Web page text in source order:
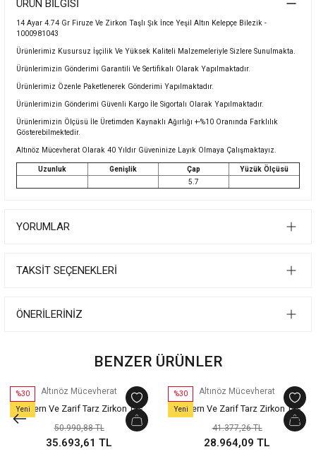
ÜRÜN BILGISI
14 Ayar 4.74 Gr Firuze Ve Zirkon Taşlı Şık İnce Yeşil Altın Kelepçe Bilezik -
1000981043
Ürünlerimiz Kusursuz İşçilik Ve Yüksek Kaliteli Malzemeleriyle Sizlere Sunulmakta.
Ürünlerimizin Gönderimi Garantili Ve Sertifikalı Olarak Yapılmaktadır.
Ürünlerimiz Özenle Paketlenerek Gönderimi Yapılmaktadır.
Ürünlerimizin Gönderimi Güvenli Kargo İle Sigortalı Olarak Yapılmaktadır.
Ürünlerimizin Ölçüsü İle Üretimden Kaynaklı Ağırlığı +-%10 Oranında Farklılık
Gösterebilmektedir.
Altınöz Mücevherat Olarak 40 Yıldır Güveninize Layık Olmaya Çalışmaktayız.
Uzunluk Genişlik Çap
Yüzük Ölçüsü
5.7
YORUMLAR
TAKSIT SEÇENEKLERI
ÖNERILERINIZ
BENZER ÜRÜNLER
%30
Yeni
Altınöz Mücevherat
Modern Ve Zarif Tarz Zirkon Taş
Detaylı Yeşil Altın Kelepçe Bilezik
50.990,88 TL
35.693,61 TL
%30
Yeni
Altınöz Mücevherat
Modern Ve Zarif Tarz Zirkon Taş
Detaylı Yeşil Altın Kelepçe Bilezik
41.377,26 TL
28.964,09 TL